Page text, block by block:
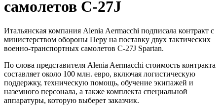
самолетов C-27J
Итальянская компания Alenia Aermacchi подписала контракт с
министерством обороны Перу на поставку двух тактических
военно-транспортных самолетов C-27J Spartan.
По слова представителя Alenia Aermacchi стоимость контракта
составляет около 100 млн. евро, включая логистическую
поддержку, техническую помощь, обучение экипажей и
наземного персонала, а также комплекта специальной
аппаратуры, которую выберет заказчик.